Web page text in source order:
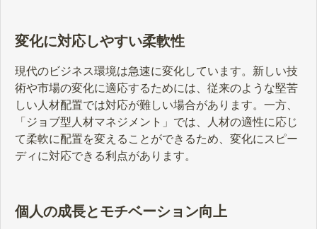
変化に対応しやすい柔軟性
現代のビジネス環境は急速に変化しています。新しい技
術や市場の変化に適応するためには、従来のような堅苦
しい人材配置では対応が難しい場合があります。一方、
「ジョブ型人材マネジメント」では、人材の適性に応じ
て柔軟に配置を変えることができるため、変化にスピー
ディに対応できる利点があります。
個人の成長とモチベーション向上